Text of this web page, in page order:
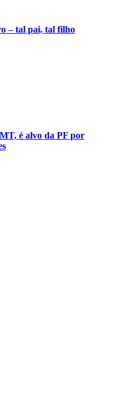
– tal pai, tal filho
é alvo da PF por